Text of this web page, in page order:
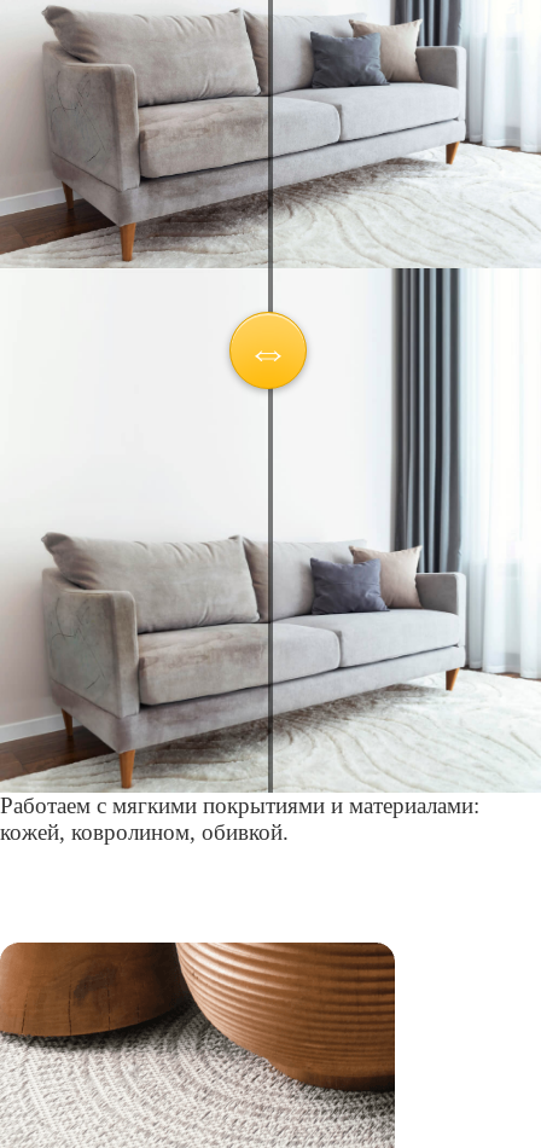
Работаем с мягкими покрытиями и материалами:
кожей, ковролином, обивкой.